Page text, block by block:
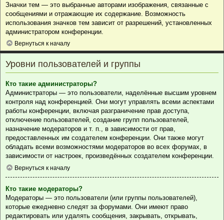
Значки тем — это выбранные авторами изображения, связанные с
сообщениями и отражающие их содержание. Возможность
использования значков тем зависит от разрешений, установленных
администратором конференции.
Вернуться к началу
Уровни пользователей и группы
Кто такие администраторы?
Администраторы — это пользователи, наделённые высшим уровнем
контроля над конференцией. Они могут управлять всеми аспектами
работы конференции, включая разграничение прав доступа,
отключение пользователей, создание групп пользователей,
назначение модераторов и т. п., в зависимости от прав,
предоставленных им создателем конференции. Они также могут
обладать всеми возможностями модераторов во всех форумах, в
зависимости от настроек, произведённых создателем конференции.
Вернуться к началу
Кто такие модераторы?
Модераторы — это пользователи (или группы пользователей),
которые ежедневно следят за форумами. Они имеют право
редактировать или удалять сообщения, закрывать, открывать,